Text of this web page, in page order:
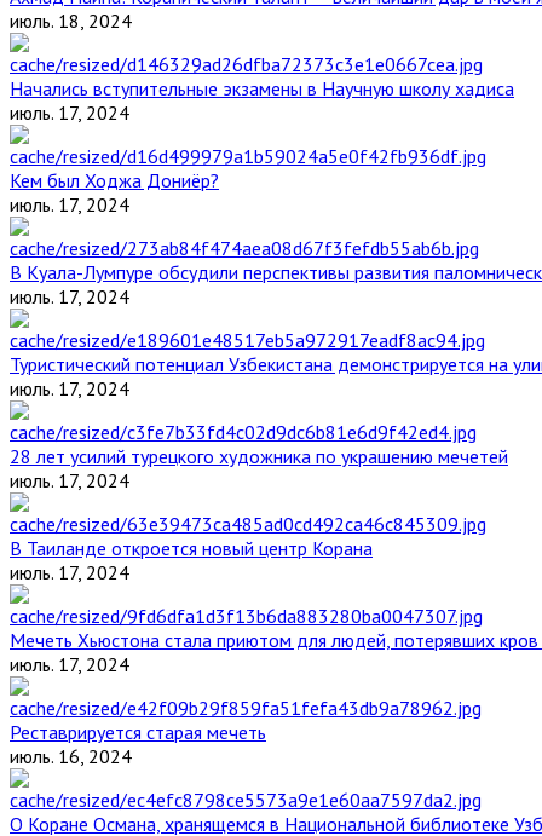
июль. 18, 2024
Начались вступительные экзамены в Научную школу хадиса
июль. 17, 2024
Кем был Ходжа Дониёр?
июль. 17, 2024
В Куала-Лумпуре обсудили перспективы развития
июль. 17, 2024
Туристический потенциал Узбекистана демонстрируется на
июль. 17, 2024
28 лет усилий турецкого художника по украшению мечетей
июль. 17, 2024
В Таиланде откроется новый центр Корана
июль. 17, 2024
Мечеть Хьюстона стала приютом для людей, потерявших кров
июль. 17, 2024
Реставрируется старая мечеть
июль. 16, 2024
О Коране Османа, хранящемся в Национальной библиотеке